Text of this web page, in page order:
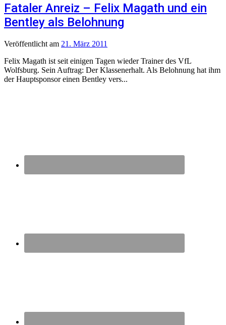
Fataler Anreiz – Felix Magath und ein
Bentley als Belohnung
Veröffentlicht am 21. März 2011
Felix Magath ist seit einigen Tagen wieder Trainer des VfL
Wolfsburg. Sein Auftrag: Der Klassenerhalt. Als Belohnung hat ihm
der Hauptsponsor einen Bentley vers...